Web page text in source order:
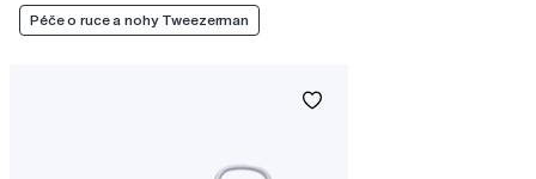
Péče o ruce a nohy Tweezerman